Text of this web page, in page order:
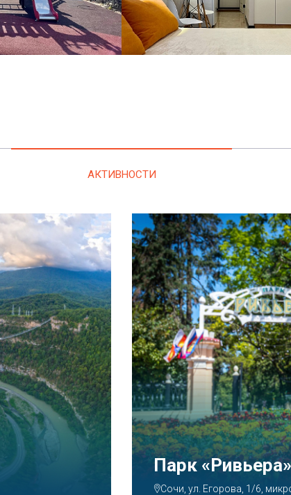
АКТИВНОСТИ
Аквапарк
Сочи, ул. Декабристов, 78б